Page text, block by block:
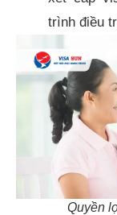
trình điều
Quyền